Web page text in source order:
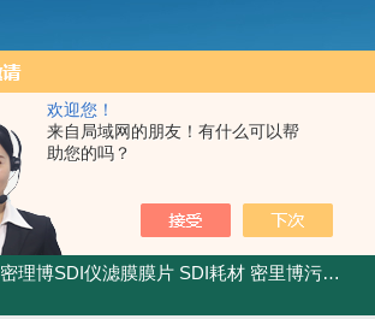
欢迎您！
来自局域网的朋友！有什么可以帮
助您的吗？
密理博SDI仪滤膜膜片 SDI耗材 密里博污染指数测定仪